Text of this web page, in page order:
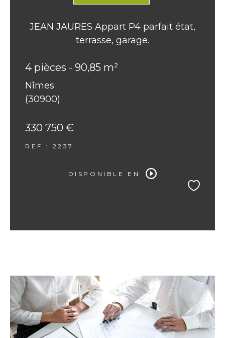
JEAN JAURES Appart P4 parfait état,
terrasse, garage.
4 pièces - 90,85 m²
Nîmes
(30900)
330 750 €
REF : 2237
DISPONIBLE EN